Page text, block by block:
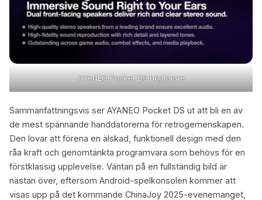
AYANEO Pocket DS högtalare
Sammanfattningsvis ser AYANEO Pocket DS ut att bli en av
de mest spännande handdatorerna för retrogemenskapen.
Den lovar att förena en älskad, funktionell design med den
råa kraft och genomtänkta programvara som behövs för en
förstklassig upplevelse. Väntan på en fullständig bild är
nästan över, eftersom Android-spelkonsolen kommer att
visas upp på det kommande ChinaJoy 2025-evenemanget,